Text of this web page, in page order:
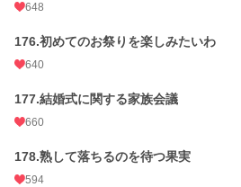
648
176.初めてのお祭りを楽しみたいわ
640
177.結婚式に関する家族会議
660
178.熟して落ちるのを待つ果実
594